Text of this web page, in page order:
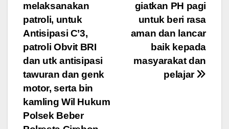
giatkan PH pagi
untuk beri rasa
aman dan lancar
baik kepada
masyarakat dan
pelajar
melaksanakan
patroli, untuk
Antisipasi C’3,
patroli Obvit BRI
dan utk antisipasi
tawuran dan genk
motor, serta bin
kamling Wil Hukum
Polsek Beber